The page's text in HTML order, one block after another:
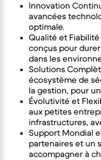
Innovation
avancées
optimale.
Qualité et
conçus pour
dans les
Solutions
écosystème de
la gestion, pour
Évolutivité et
aux petites
infrastructures,
Support Mondial
partenaires et un
accompagner à